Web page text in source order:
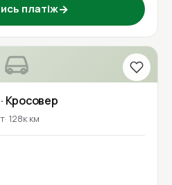
платіж→
· Кросовер
128к км